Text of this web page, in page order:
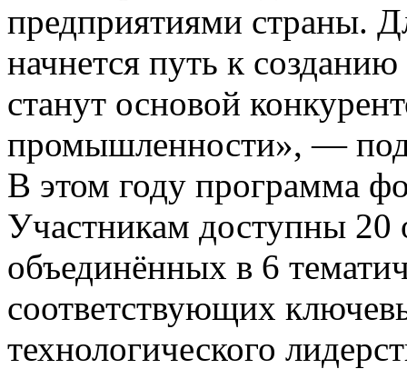
предприятиями страны.
начнется путь к
станут основой
промышленности», —
В этом году программа
Участникам доступны 20
объединённых в 6
соответствующих
технологического